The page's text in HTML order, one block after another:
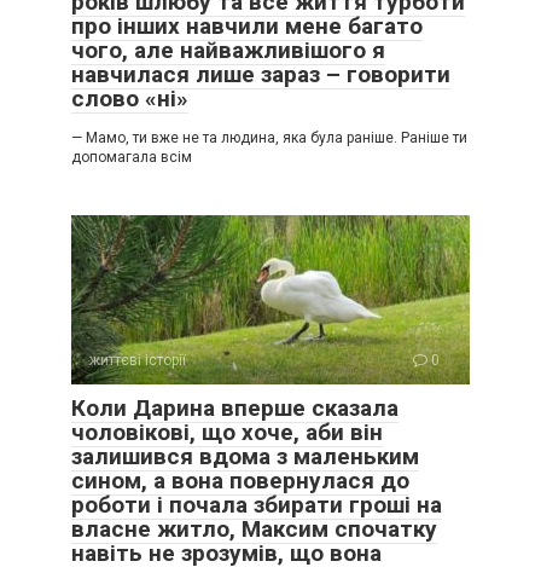
про інших навчили мене багато
чого, але найважливішого я
навчилася лише зараз – говорити
слово «ні»
— Мамо, ти вже не та людина, яка була раніше. Раніше ти
допомагала всім
життєві історії 0
Коли Дарина вперше сказала
чоловікові, що хоче, аби він
залишився вдома з маленьким
сином, а вона повернулася до
роботи і почала збирати гроші на
власне житло, Максим спочатку
навіть не зрозумів, що вона